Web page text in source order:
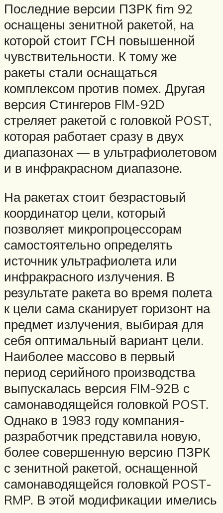
Последние версии ПЗРК fim 92
оснащены зенитной ракетой, на
которой стоит ГСН повышенной
чувствительности. К тому же
ракеты стали оснащаться
комплексом против помех. Другая
версия Стингеров FIM-92D
стреляет ракетой с головкой POST,
которая работает сразу в двух
диапазонах — в ультрафиолетовом
и в инфракрасном диапазоне.
На ракетах стоит безрастовый
координатор цели, который
позволяет микропроцессорам
самостоятельно определять
источник ультрафиолета или
инфракрасного излучения. В
результате ракета во время полета
к цели сама сканирует горизонт на
предмет излучения, выбирая для
себя оптимальный вариант цели.
Наиболее массово в первый
период серийного производства
выпускалась версия FIM-92B с
самонаводящейся головкой POST.
Однако в 1983 году компания-
разработчик представила новую,
более совершенную версию ПЗРК
с зенитной ракетой, оснащенной
самонаводящейся головкой POST-
RMP. В этой модификации имелись